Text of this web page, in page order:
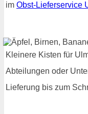
im Obst-Lieferservice
Kleinere Kisten für
Abteilungen oder
Lieferung bis zum